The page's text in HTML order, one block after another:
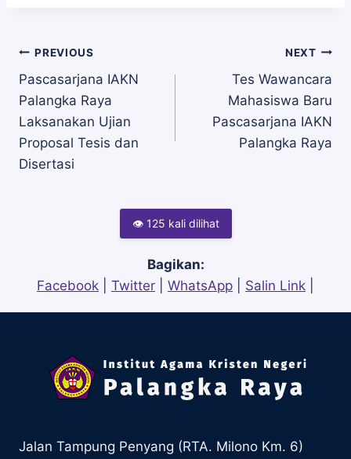
Navigasi
pos
PREVIOUS
Pascasarjana IAKN
Palangka Raya
Laksanakan Ujian
Proposal Tesis dan
Disertasi
NEXT
Tes Wawancara
Mahasiswa Baru
Pascasarjana IAKN
Palangka Raya
👁 125 kali dilihat
Bagikan:
Facebook
Twitter WhatsApp Salin Link
Jalan Tampung Penyang (RTA. Milono Km. 6)